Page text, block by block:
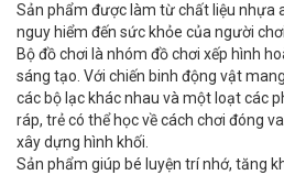
Sản phẩm được làm từ chất liệu nhựa
nguy hiểm đến sức khỏe của người
Bộ đồ chơi là nhóm đồ chơi xếp hình
sáng tạo. Với chiến binh động vật
các bộ lạc khác nhau và một loạt các
ráp, trẻ có thể học về cách chơi đóng
xây dựng hình khối.
Sản phẩm giúp bé luyện trí nhớ, tăng